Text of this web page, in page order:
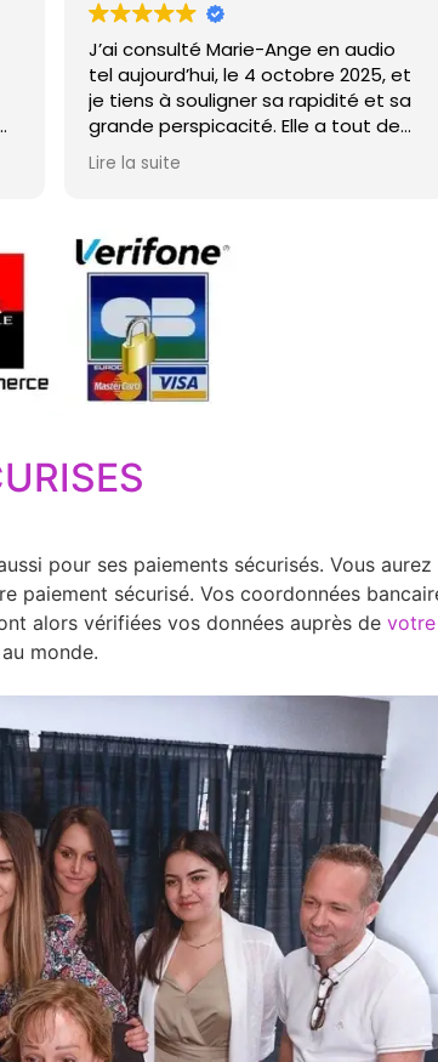
Je suis très satisfaite de se rendez-
vous qui m’a rassurée moralement
Mégane est une personne de
confiance je vous la recommande
pour ses paiements sécurisés. Vous
sécurisé. Vos coordonnées
alors vérifiées vos données auprès de
monde.